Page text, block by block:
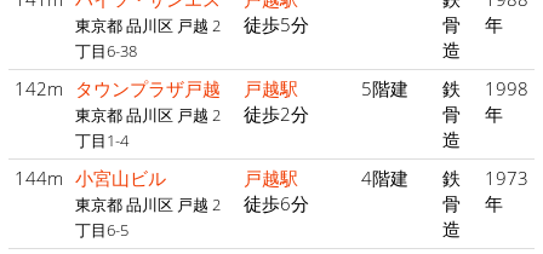
東京都 品川区 戸越 2
丁目6-38
徒歩5分
骨
造
年
142m タウンプラザ戸越
東京都 品川区 戸越 2
丁目1-4
戸越駅
徒歩2分
5階建
鉄
骨
造
1998
年
144m 小宮山ビル
東京都 品川区 戸越 2
丁目6-5
戸越駅
徒歩6分
4階建
鉄
骨
造
1973
年